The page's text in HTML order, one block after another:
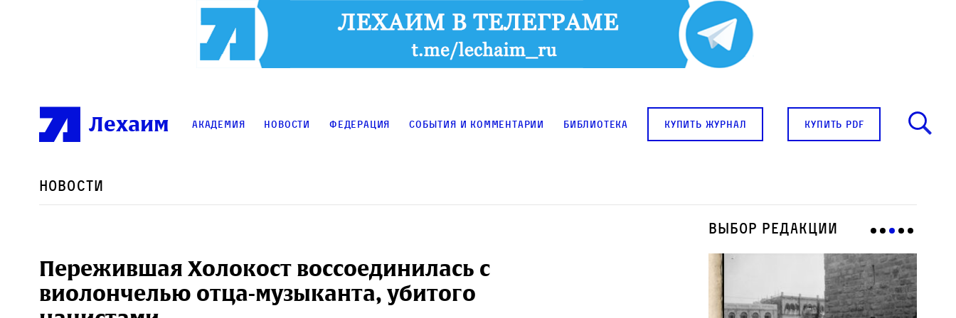
Лехаим Академия Новости Федерация События и комментарии Библиотека купить журнал купить pdf
Новости
Пережившая Холокост воссоединилась с
виолончелью отца-музыканта, убитого
Выбор редакции